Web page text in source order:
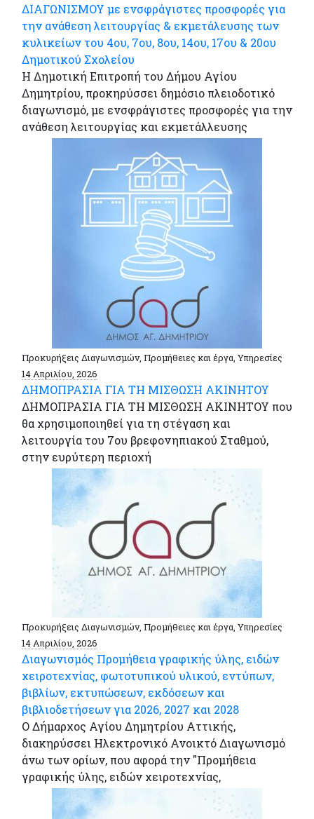
ΔΙΑΓΩΝΙΣΜΟΥ με ενσφράγιστες προσφορές για
την ανάθεση λειτουργίας & εκμετάλευσης των
κυλικείων του 4ου, 7ου, 8ου, 14ου, 17ου & 20ου
Δημοτικού Σχολείου
Η Δημοτική Επιτροπή του Δήμου Αγίου
Δημητρίου, προκηρύσσει δημόσιο πλειοδοτικό
διαγωνισμό, με ενσφράγιστες προσφορές για την
ανάθεση λειτουργίας και εκμετάλλευσης
Προκυρήξεις Διαγωνισμών, Προμήθειες και έργα, Υπηρεσίες
14 Απριλίου, 2026
ΔΗΜΟΠΡΑΣΙΑ ΓΙΑ ΤΗ ΜΙΣΘΩΣΗ ΑΚΙΝΗΤΟΥ
ΔΗΜΟΠΡΑΣΙΑ ΓΙΑ ΤΗ ΜΙΣΘΩΣΗ ΑΚΙΝΗΤΟΥ που
θα χρησιμοποιηθεί για τη στέγαση και
λειτουργία του 7ου βρεφονηπιακού Σταθμού,
στην ευρύτερη περιοχή
Προκυρήξεις Διαγωνισμών, Προμήθειες και έργα, Υπηρεσίες
14 Απριλίου, 2026
Διαγωνισμός Προμήθεια γραφικής ύλης, ειδών
χειροτεχνίας, φωτοτυπικού υλικού, εντύπων,
βιβλίων, εκτυπώσεων, εκδόσεων και
βιβλιοδετήσεων για 2026, 2027 και 2028
Ο Δήμαρχος Αγίου Δημητρίου Αττικής,
διακηρύσσει Ηλεκτρονικό Ανοικτό Διαγωνισμό
άνω των ορίων, που αφορά την "Προμήθεια
γραφικής ύλης, ειδών χειροτεχνίας,